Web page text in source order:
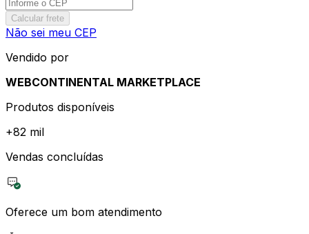
Calcular frete
Não sei meu CEP
Vendido por
WEBCONTINENTAL MARKETPLACE
Produtos disponíveis
+82 mil
Vendas concluídas
Oferece um bom atendimento